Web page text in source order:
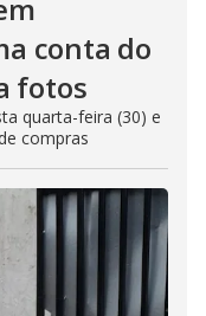
conta do
fotos
quarta-feira (30) e
compras